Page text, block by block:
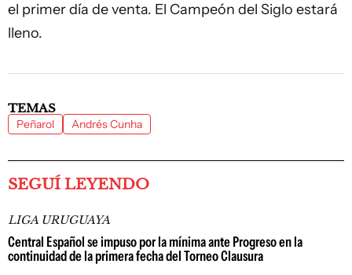
el primer día de venta. El Campeón del Siglo estará
lleno.
TEMAS
Peñarol Andrés Cunha
SEGUÍ LEYENDO
LIGA URUGUAYA
Central Español se impuso por la mínima ante Progreso en la
continuidad de la primera fecha del Torneo Clausura